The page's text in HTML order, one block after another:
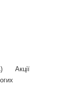
Акції